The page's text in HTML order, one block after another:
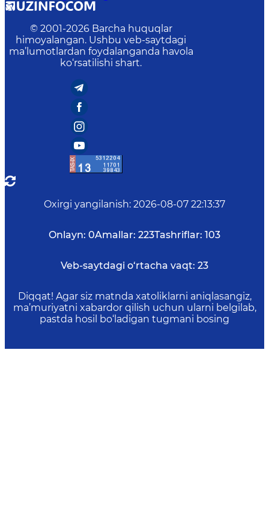
© 2001-2026 Barcha huquqlar
himoyalangan. Ushbu veb-saytdagi
ma’lumotlardan foydalanganda havola
ko‘rsatilishi shart.
Oxirgi yangilanish: 2026-08-07 22:13:37
Onlayn: 0Amallar: 223Tashriflar: 103
Veb-saytdagi o‘rtacha vaqt: 23
Diqqat! Agar siz matnda xatoliklarni aniqlasangiz,
ma’muriyatni xabardor qilish uchun ularni belgilab,
pastda hosil bo‘ladigan tugmani bosing